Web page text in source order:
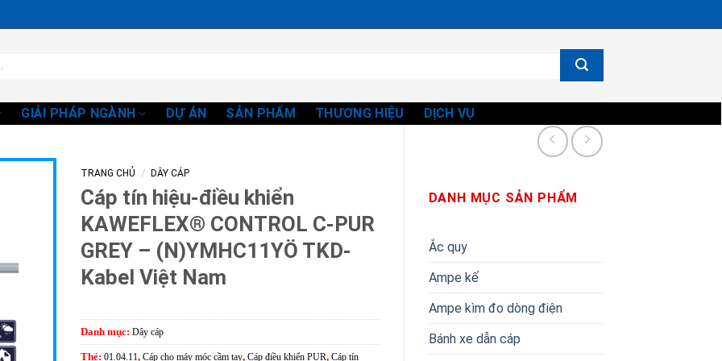
GIẢI PHÁP NGÀNH DỰ ÁN SẢN PHẨM THƯƠNG HIỆU DỊCH VỤ
DANH MỤC SẢN PHẨM
Ắc quy
Ampe kế
Ampe kìm đo dòng điện
Bánh xe dẫn cáp
TRANG CHỦ / DÂY CÁP
Cáp tín hiệu-điều khiển
KAWEFLEX® CONTROL C-PUR
GREY – (N)YMHC11YÖ TKD-
Kabel Việt Nam
Danh mục: Dây cáp
Thẻ: 01.04.11, Cáp cho máy móc cầm tay, Cáp điều khiển PUR, Cáp tín